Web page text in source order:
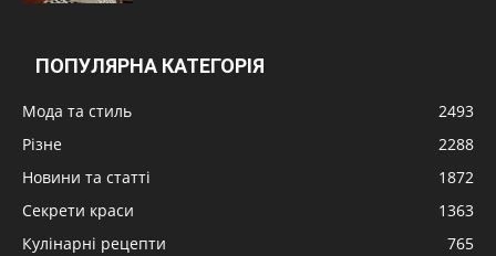
ПОПУЛЯРНА КАТЕГОРІЯ
Мода та стиль
2493
Різне
2288
Новини та статті
1872
Секрети краси
1363
Кулінарні рецепти
765